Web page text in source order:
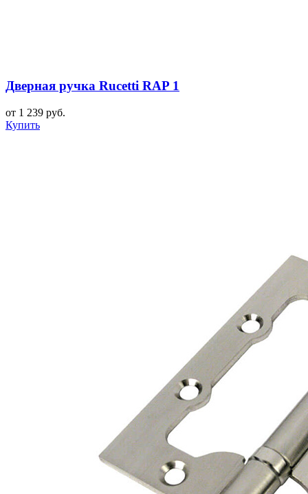
Дверная ручка Rucetti RAP 1
от 1 239 руб.
Купить